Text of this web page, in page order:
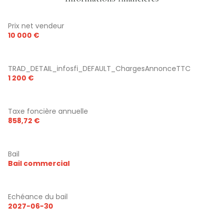
Prix net vendeur
10 000 €
TRAD_DETAIL_infosfi_DEFAULT_ChargesAnnonceTTC
1 200 €
Taxe foncière annuelle
858,72 €
Bail
Bail commercial
Echéance du bail
2027-06-30